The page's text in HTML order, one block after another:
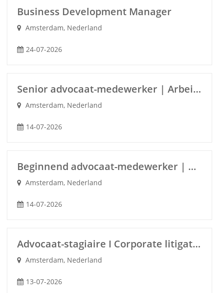
Business Development Manager
Amsterdam, Nederland
24-07-2026
Senior advocaat-medewerker | Arbeids- en medezeggenschapsrecht (m/v/x)
Amsterdam, Nederland
14-07-2026
Beginnend advocaat-medewerker | Arbeids- en medezeggenschapsrecht (m/v/x)
Amsterdam, Nederland
14-07-2026
Advocaat-stagiaire I Corporate litigation (m/v/x)
Amsterdam, Nederland
13-07-2026